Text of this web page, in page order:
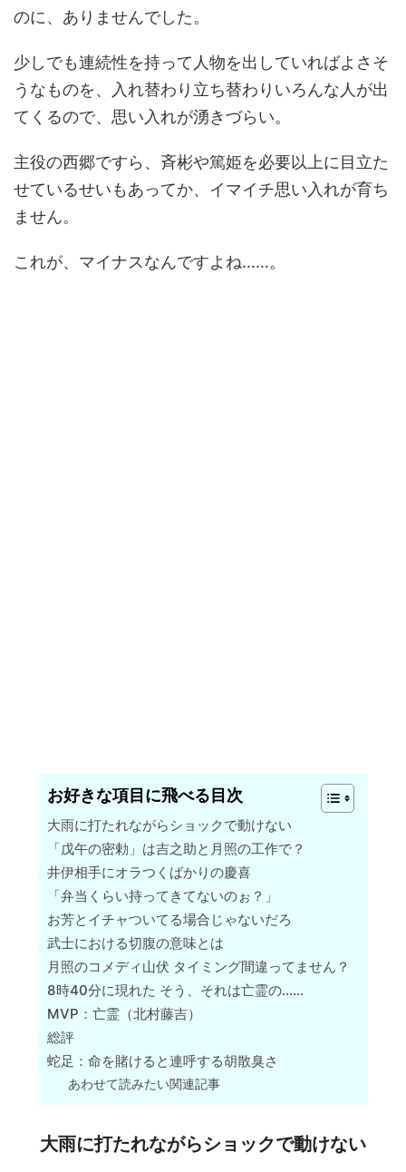
のに、ありませんでした。
少しでも連続性を持って人物を出していればよさそ
うなものを、入れ替わり立ち替わりいろんな人が出
てくるので、思い入れが湧きづらい。
主役の西郷ですら、斉彬や篤姫を必要以上に目立た
せているせいもあってか、イマイチ思い入れが育ち
ません。
これが、マイナスなんですよね……。
お好きな項目に飛べる目次
大雨に打たれながらショックで動けない
「戊午の密勅」は吉之助と月照の工作で？
井伊相手にオラつくばかりの慶喜
「弁当くらい持ってきてないのぉ？」
お芳とイチャついてる場合じゃないだろ
武士における切腹の意味とは
月照のコメディ山伏 タイミング間違ってません？
8時40分に現れた そう、それは亡霊の……
MVP：亡霊（北村藤吉）
総評
蛇足：命を賭けると連呼する胡散臭さ
あわせて読みたい関連記事
大雨に打たれながらショックで動けない